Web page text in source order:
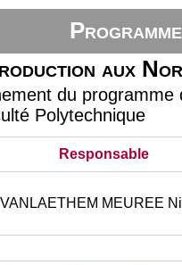
aux
du
Polytechnique
Responsable
VANLAETHEM MEUREE